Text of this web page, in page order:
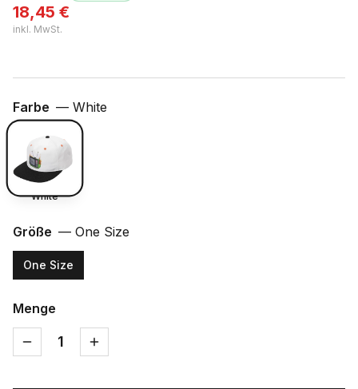
18,45 €
inkl. MwSt.
Farbe — White
White
Größe — One Size
One Size
Menge
1